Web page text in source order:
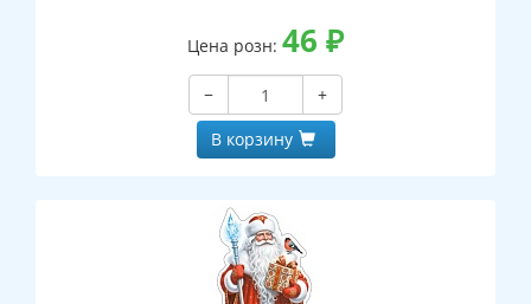
Цена розн: 46 ₽
−
+
В корзину